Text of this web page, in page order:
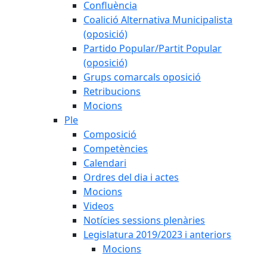
Confluència
Coalició Alternativa Municipalista
(oposició)
Partido Popular/Partit Popular
(oposició)
Grups comarcals oposició
Retribucions
Mocions
Ple
Composició
Competències
Calendari
Ordres del dia i actes
Mocions
Videos
Notícies sessions plenàries
Legislatura 2019/2023 i anteriors
Mocions